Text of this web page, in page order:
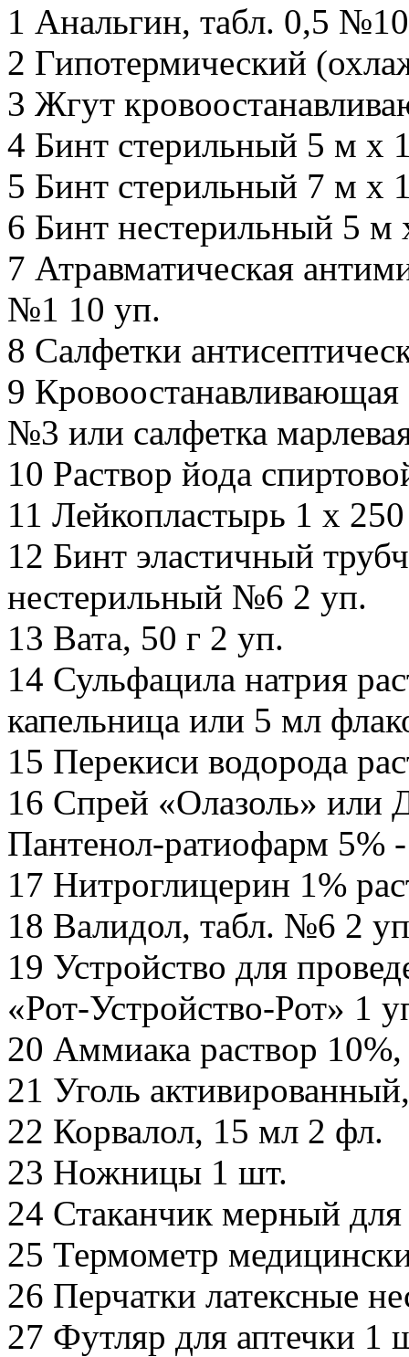
1 Анальгин, табл. 0,5
2 Гипотермический
3 Жгут
4 Бинт стерильный 5 м х
5 Бинт стерильный 7 м х
6 Бинт нестерильный 5 м
7 Атравматическая
№1 10 уп.
8 Салфетки
9 Кровоостанавливающая
№3 или салфетка
10 Раствор йода
11 Лейкопластырь 1 х
12 Бинт эластичный
нестерильный №6 2 уп.
13 Вата, 50 г 2 уп.
14 Сульфацила натрия
капельница или 5 мл
15 Перекиси водорода
16 Спрей «Олазоль» или
Пантенол-ратиофарм 5%
17 Нитроглицерин 1%
18 Валидол, табл. №6 2
19 Устройство для
«Рот-Устройство-Рот» 1
20 Аммиака раствор
21 Уголь
22 Корвалол, 15 мл 2 фл.
23 Ножницы 1 шт.
24 Стаканчик мерный
25 Термометр
26 Перчатки латексные
27 Футляр для аптечки 1